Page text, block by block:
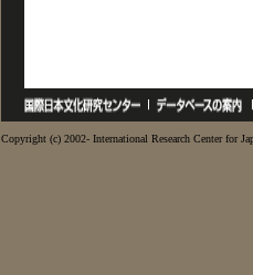
Copyright (c) 2002- International Research Center for